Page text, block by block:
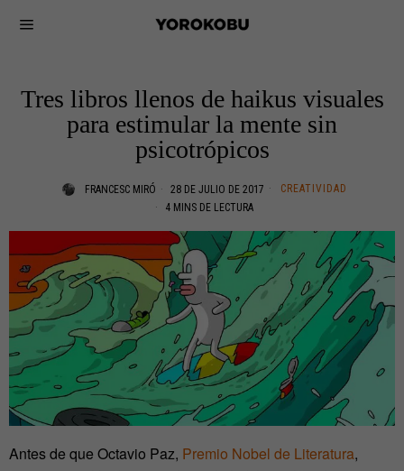
Tres libros llenos de haikus visuales
para estimular la mente sin
psicotrópicos
FRANCESC MIRÓ 28 DE JULIO DE 2017
CREATIVIDAD
4 MINS DE LECTURA
Antes de que Octavio Paz, Premio Nobel de Literatura,